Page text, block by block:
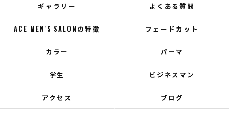
ギャラリー よくある質問
ACE MEN'S SALONの特徴 フェードカット
カラー パーマ
学生 ビジネスマン
アクセス ブログ